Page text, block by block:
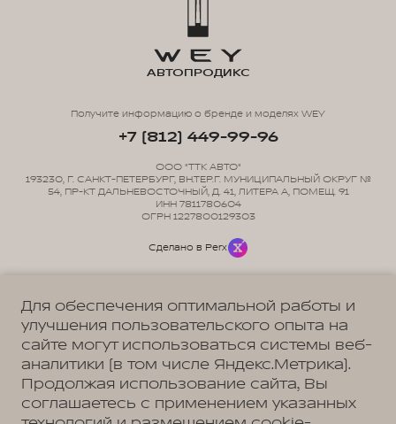
Политика обработки персональных данных
Согласие на коммуникацию
Согласие на предоставление персональных данных третьим лицам
Согласие на обработку ПД
АВТОПРОДИКС
Получите информацию о бренде и моделях WEY
+7 (812) 449-99-96
ООО "ТТК АВТО"
193230, Г. САНКТ-ПЕТЕРБУРГ, ВН.ТЕР.Г. МУНИЦИПАЛЬНЫЙ ОКРУГ №
54, ПР-КТ ДАЛЬНЕВОСТОЧНЫЙ, Д. 41, ЛИТЕРА А, ПОМЕЩ. 91
ИНН 7811780604
ОГРН 1227800129303
Сделано в Perx
Для обеспечения оптимальной работы и
улучшения пользовательского опыта на
сайте могут использоваться системы веб-
аналитики (в том числе Яндекс.Метрика).
Продолжая использование сайта, Вы
соглашаетесь с применением указанных